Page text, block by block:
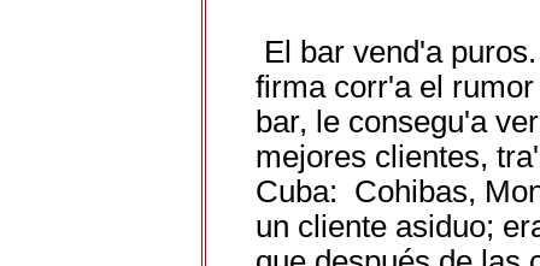
El bar vend'a
firma corr'a el
bar, le consegu'a
mejores clientes,
Cuba: Cohibas,
un cliente asiduo;